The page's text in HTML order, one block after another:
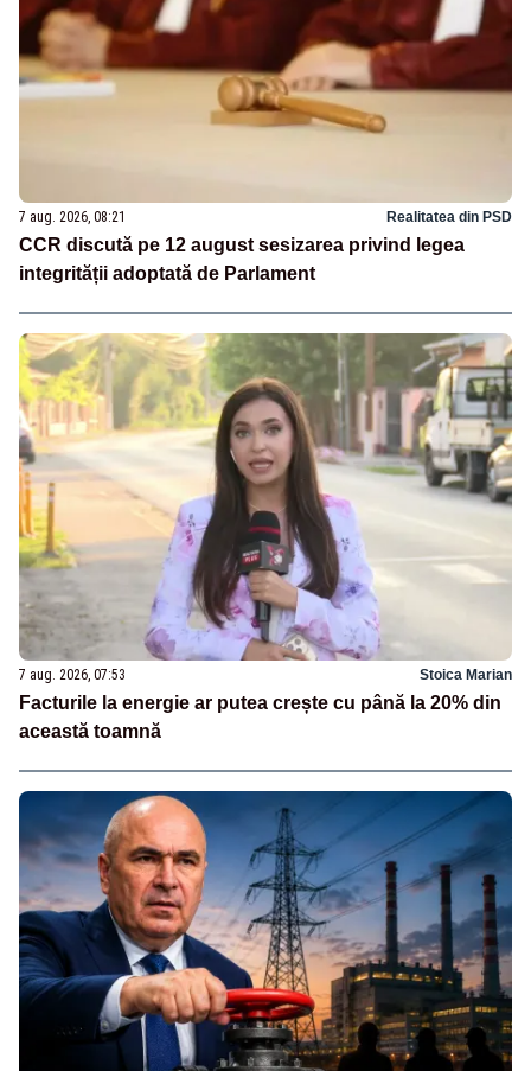
7 aug. 2026, 08:21 Realitatea din PSD
CCR discută pe 12 august sesizarea privind legea
integrității adoptată de Parlament
7 aug. 2026, 07:53 Stoica Marian
Facturile la energie ar putea crește cu până la 20% din
această toamnă